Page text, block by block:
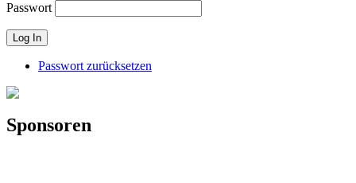
Passwort
Passwort zurücksetzen
Sponsoren